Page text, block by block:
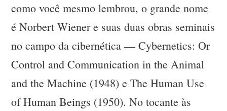
como você mesmo lembrou, o grande nome
é Norbert Wiener e suas duas obras seminais
no campo da cibernética — Cybernetics: Or
Control and Communication in the Animal
and the Machine (1948) e The Human Use
of Human Beings (1950). No tocante às